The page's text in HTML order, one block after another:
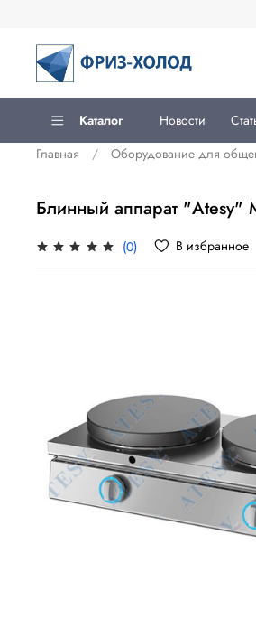
Каталог Новости
Главная
Оборудование для
Блинный аппарат "Atesy"
(0) В избранное